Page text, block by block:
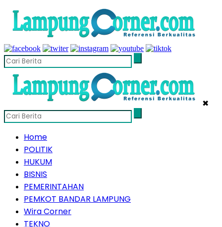
✖
Home
POLITIK
HUKUM
BISNIS
PEMERINTAHAN
PEMKOT BANDAR LAMPUNG
Wira Corner
TEKNO